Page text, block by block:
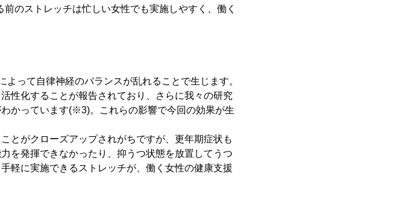
のストレッチは忙しい女性でも実施しやすく、働く
って自律神経のバランスが乱れることで生じます。
性化することが報告されており、さらに我々の研究
かっています(※3)。これらの影響で今回の効果が生
とがクローズアップされがちですが、更年期症状も
を発揮できなかったり、抑うつ状態を放置してうつ
軽に実施できるストレッチが、働く女性の健康支援